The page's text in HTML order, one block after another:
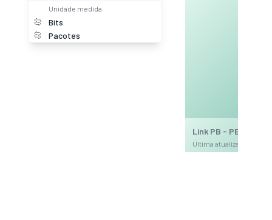
Unidade medida
Bits
Pacotes
Link PB - PB_JPA
Última atualização: